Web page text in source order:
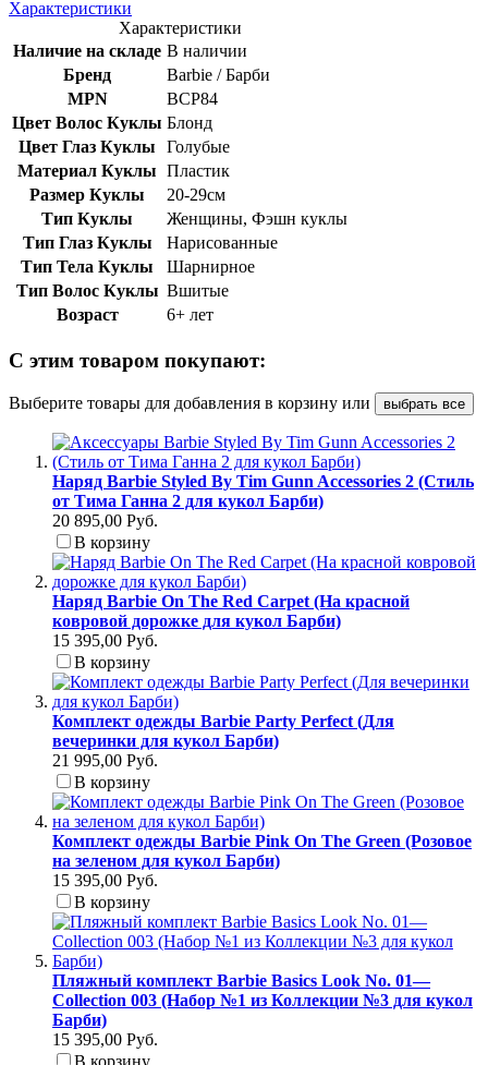
Характеристики
Характеристики
Наличие на складе В наличии
Бренд
Barbie / Барби
MPN
BCP84
Цвет Волос Куклы Блонд
Цвет Глаз Куклы
Голубые
Материал Куклы Пластик
Размер Куклы
20-29см
Тип Куклы
Женщины, Фэшн куклы
Тип Глаз Куклы
Нарисованные
Тип Тела Куклы
Шарнирное
Тип Волос Куклы Вшитые
Возраст
6+ лет
С этим товаром покупают:
Выберите товары для добавления в корзину или выбрать все
Наряд Barbie Styled By Tim Gunn Accessories 2 (Стиль
от Тима Ганна 2 для кукол Барби)
20 895,00 Руб.
В корзину
Наряд Barbie On The Red Carpet (На красной
ковровой дорожке для кукол Барби)
15 395,00 Руб.
В корзину
Комплект одежды Barbie Party Perfect (Для
вечеринки для кукол Барби)
21 995,00 Руб.
В корзину
Комплект одежды Barbie Pink On The Green (Розовое
на зеленом для кукол Барби)
15 395,00 Руб.
В корзину
Пляжный комплект Barbie Basics Look No. 01—
Collection 003 (Набор №1 из Коллекции №3 для кукол
Барби)
15 395,00 Руб.